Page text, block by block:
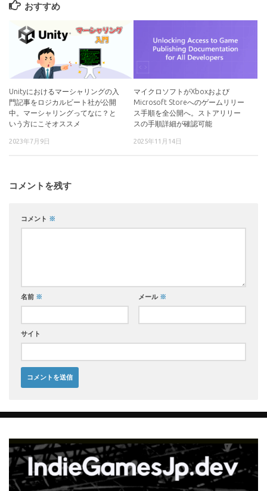
おすすめ
Unityにおけるマーシャリングの入
門記事をロジカルビート社が公開
中。マーシャリングってなに？と
いう方にこそオススメ
2023年7月9日
マイクロソフトがXboxおよび
Microsoft Storeへのゲームリリー
ス手順を全公開へ。ストアリリー
スの手順詳細が確認可能
2025年11月14日
コメントを残す
コメント ※
名前 ※ メール ※
サイト